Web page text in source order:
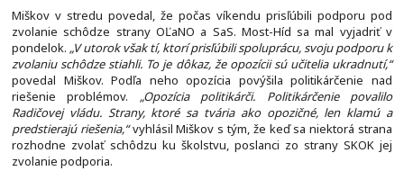
Miškov v stredu povedal, že počas víkendu prisľúbili podporu pod
zvolanie schôdze strany OĽaNO a SaS. Most-Híd sa mal vyjadriť v
pondelok. „V utorok však tí, ktorí prisľúbili spoluprácu, svoju podporu k
zvolaniu schôdze stiahli. To je dôkaz, že opozícii sú učitelia ukradnutí,“
povedal Miškov. Podľa neho opozícia povýšila politikárčenie nad
riešenie problémov. „Opozícia politikárči. Politikárčenie povalilo
Radičovej vládu. Strany, ktoré sa tvária ako opozičné, len klamú a
predstierajú riešenia,“vyhlásil Miškov s tým, že keď sa niektorá strana
rozhodne zvolať schôdzu ku školstvu, poslanci zo strany SKOK jej
zvolanie podporia.